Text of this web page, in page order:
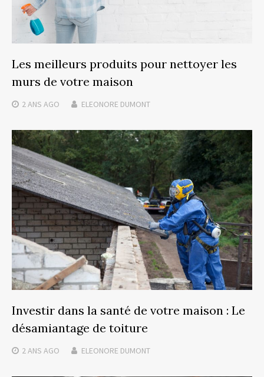
Les meilleurs produits pour nettoyer les
murs de votre maison
2 ANS AGO ELEONORE DUMONT
Investir dans la santé de votre maison : Le
désamiantage de toiture
2 ANS AGO ELEONORE DUMONT